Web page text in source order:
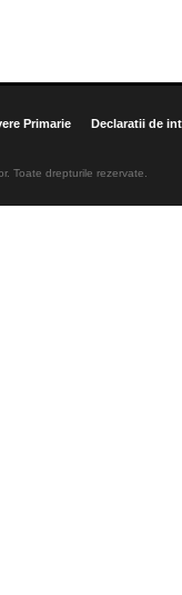
Primarie
Declaratii de
Toate drepturile rezervate.